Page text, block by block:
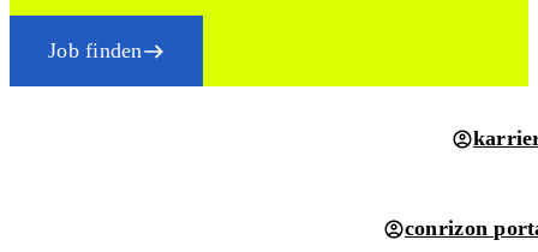
Job finden
conrizon